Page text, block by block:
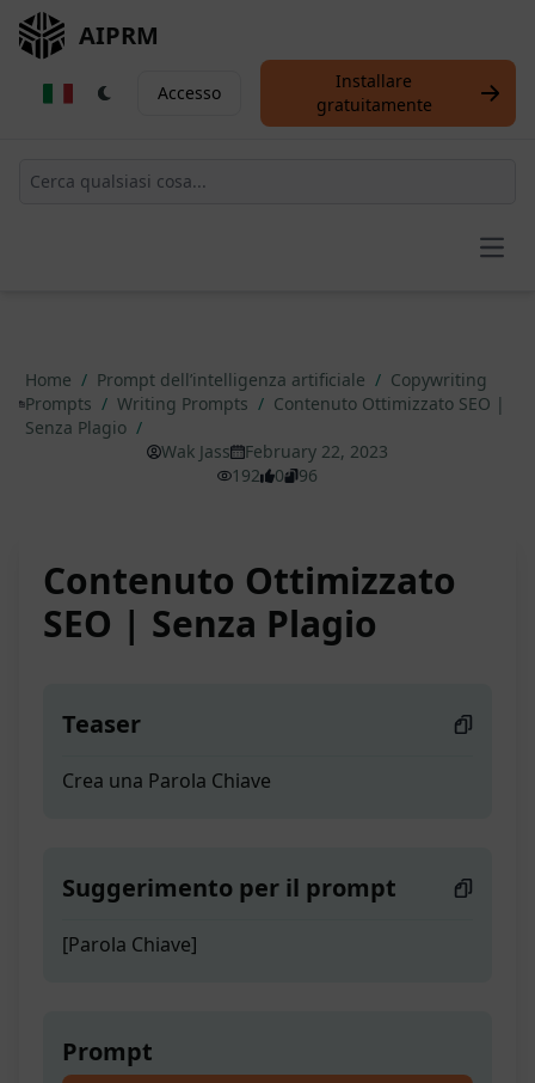
AIPRM
Accesso
Installare
gratuitamente
Home / Prompt dell’intelligenza artificiale / Copywriting
Prompts / Writing Prompts / Contenuto Ottimizzato SEO |
Senza Plagio /
Wak Jass
February 22, 2023
192
0 96
Contenuto Ottimizzato
SEO | Senza Plagio
Teaser
Crea una Parola Chiave
Suggerimento per il prompt
[Parola Chiave]
Prompt